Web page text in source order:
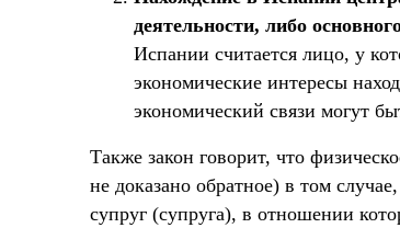
деятельности, либо
Испании считается лицо, у
экономические интересы
экономический связи могут
Также закон говорит, что
не доказано обратное) в том
супруг (супруга), в отношении